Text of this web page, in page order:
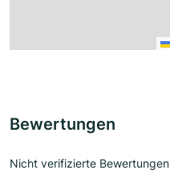
Bewertungen
Nicht verifizierte Bewertungen